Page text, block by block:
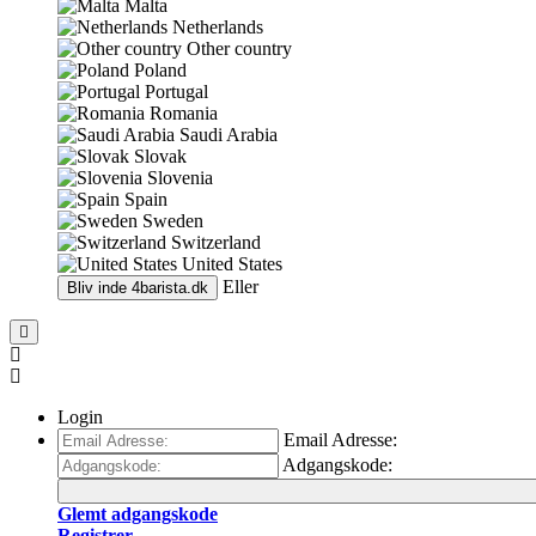
Malta
Netherlands
Other country
Poland
Portugal
Romania
Saudi Arabia
Slovak
Slovenia
Spain
Sweden
Switzerland
United States
Bliv inde 4barista.dk Eller
Login
Email Adresse:
Adgangskode:
Glemt adgangskode